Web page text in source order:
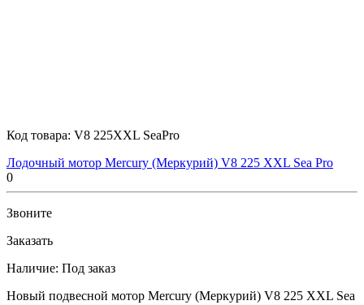
Код товара: V8 225XXL SeaPro
Лодочный мотор Mercury (Меркурий) V8 225 XXL Sea Pro
0
Звоните
Заказать
Наличие: Под заказ
Новый подвесной мотор Mercury (Меркурий) V8 225 XXL Sea